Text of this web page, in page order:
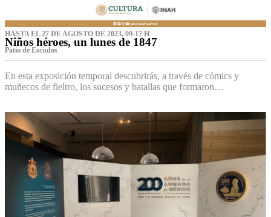
HASTA EL 27 DE AGOSTO DE 2023, 09-17 H
Niños héroes, un lunes de 1847
Patio de Escudos
En esta exposición temporal descubrirás, a través de cómics y
muñecos de fieltro, los sucesos y batallas que formaron…